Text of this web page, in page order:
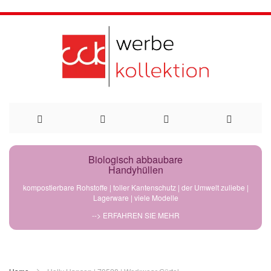
Direkt
Biologisch abbaubare
Handyhüllen
kompostierbare Rohstoffe | toller Kantenschutz | der Umwelt zuliebe |
Lagerware | viele Modelle
--> ERFAHREN SIE MEHR